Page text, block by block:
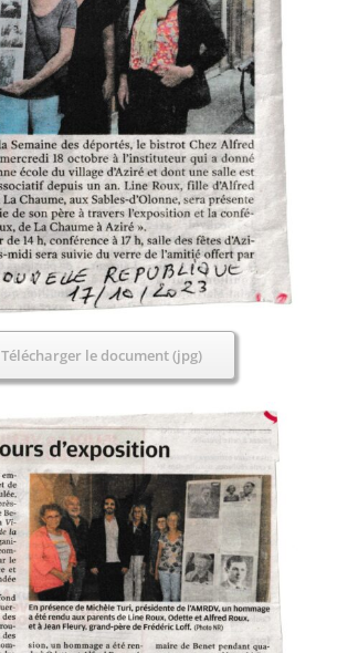
Télécharger le document (jpg)